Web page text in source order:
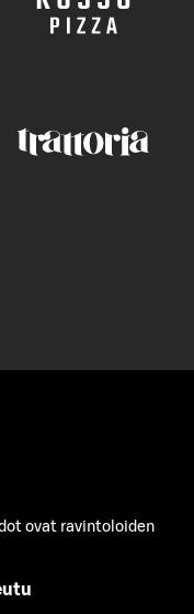
ovat ravintoloiden